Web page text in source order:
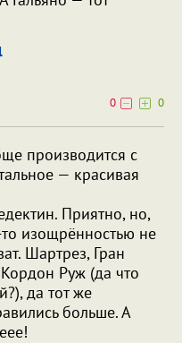
0
0
производится с
— красивая
Приятно, но,
изощрённостью не
Шартрез, Гран
Руж (да что
да тот же
больше. А